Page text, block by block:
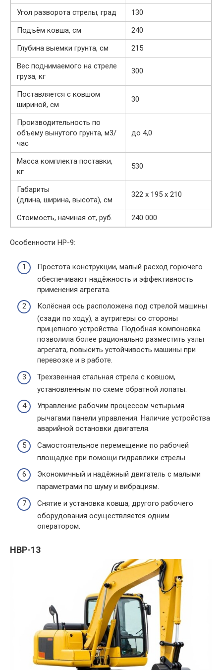
Угол разворота стрелы, град
130
Подъём ковша, см
240
Глубина выемки грунта, см
215
Вес поднимаемого на стреле
груза, кг
300
Поставляется с ковшом
шириной, см
30
Производительность по
объему вынутого грунта, м3/
час
до 4,0
Масса комплекта поставки,
кг
530
Габариты
(длина, ширина, высота), см
322 х 195 х 210
Стоимость, начиная от, руб. 240 000
Особенности HP-9:
Простота конструкции, малый расход горючего
обеспечивают надёжность и эффективность
применения агрегата.
Колёсная ось расположена под стрелой машины
(сзади по ходу), а аутригеры со стороны
прицепного устройства. Подобная компоновка
позволила более рационально разместить узлы
агрегата, повысить устойчивость машины при
перевозке и в работе.
Трехзвенная стальная стрела с ковшом,
установленным по схеме обратной лопаты.
Управление рабочим процессом четырьмя
рычагами панели управления. Наличие устройства
аварийной остановки двигателя.
Самостоятельное перемещение по рабочей
площадке при помощи гидравлики стрелы.
Экономичный и надёжный двигатель с малыми
параметрами по шуму и вибрациям.
Снятие и установка ковша, другого рабочего
оборудования осуществляется одним
оператором.
HBP-13